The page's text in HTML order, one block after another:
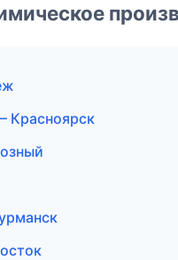
Красноярск